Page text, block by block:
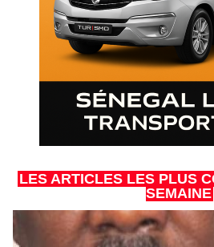
LES ARTICLES LES PLUS
SEMAINE